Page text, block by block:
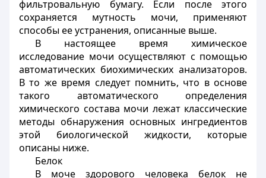
фильтровальную бумагу. Если после этого
сохраняется мутность мочи, применяют
способы ее устранения, описанные выше.
В настоящее время химическое
исследование мочи осуществляют с помощью
автоматических биохимических анализаторов.
В то же время следует помнить, что в основе
такого автоматического определения
химического состава мочи лежат классические
методы обнаружения основных ингредиентов
этой биологической жидкости, которые
описаны ниже.
Белок
В моче здорового человека белок не